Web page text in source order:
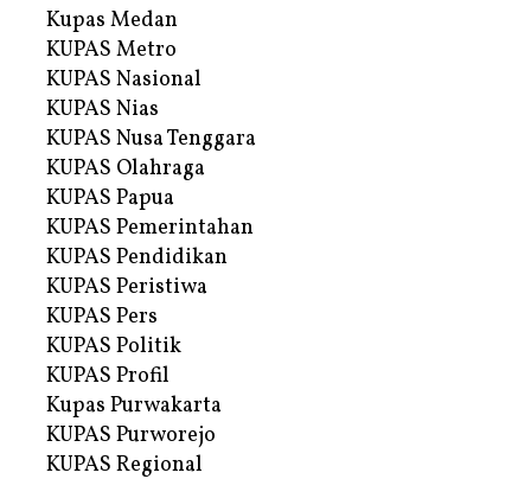
Kupas Medan
KUPAS Metro
KUPAS Nasional
KUPAS Nias
KUPAS Nusa Tenggara
KUPAS Olahraga
KUPAS Papua
KUPAS Pemerintahan
KUPAS Pendidikan
KUPAS Peristiwa
KUPAS Pers
KUPAS Politik
KUPAS Profil
Kupas Purwakarta
KUPAS Purworejo
KUPAS Regional